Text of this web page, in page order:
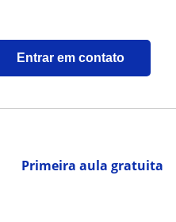
Entrar em contato
Primeira aula gratuita